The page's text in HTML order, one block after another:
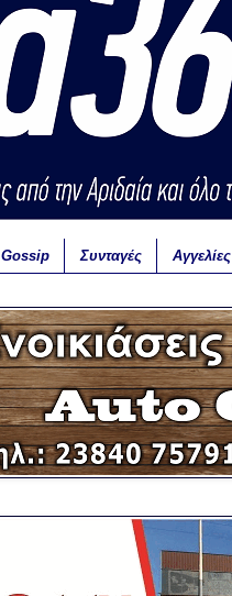
Gossip Συνταγές Αγγελίες